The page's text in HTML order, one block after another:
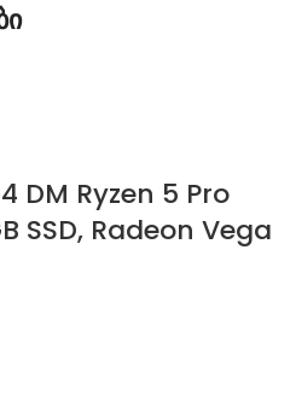
DM Ryzen 5 Pro
SSD, Radeon Vega